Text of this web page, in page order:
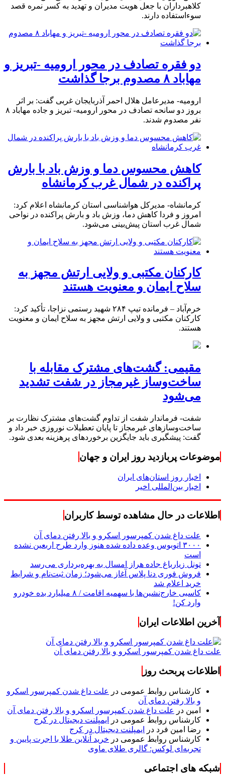
کلاهبرداران با جعل هویت مدیران و تهدید به کسر نمره قصد
سوءاستفاده دارند.
دو فقره تصادف در محور ارومیه -تبریز و
مهاباد ۸ مصدوم برجا گذاشت
ارومیه- مدیرعامل هلال احمر آذربایجان غربی گفت: بر اثر
بروز دو سانحه تصادف در محور ارومیه- تبریز و جاده مهاباد ۸
نفر مصدوم شدند.
کاهش محسوس دما و وزش باد با بارش
پراکنده در شمال غرب کرمانشاه
کرمانشاه- مدیرکل هواشناسی استان کرمانشاه اعلام کرد:
امروز و فردا کاهش دما، وزش باد و بارش پراکنده در نواحی
شمال غرب استان پیش‌بینی می‌شود.
کارکنان مکتبی و ولایی ارتش مجهز به
سلاح ایمان و معنویت هستند
خرم‌آباد – فرمانده تیپ ۲۸۴ شهید رستمی نزاجا، تأکید کرد:
کارکنان مکتبی و ولایی ارتش مجهز به سلاح ایمان و معنویت
هستند.
مقیمی: گشت‌های مشترک مقابله با
ساخت‌وساز غیرمجاز در شفت تشدید
می‌شود
شفت- فرماندار شفت از تداوم گشت‌های مشترک نظارت بر
ساخت‌وسازهای غیرمجاز تا پایان تعطیلات نوروزی خبر داد و
گفت: پیشگیری باید جایگزین برخوردهای پرهزینه بعدی شود.
موضوعات پربازدید روز ایران و جهان
اخبار روز استان‌های ایران
اخبار بین‌المللی اخیر
اطلاعات در حال مشاهده توسط کاربران
علت داغ شدن کمپرسور اسکرو و بالا رفتن دمای آن
۳۰۰۰ اتوبوس وعده داده شده هنوز وارد طرح اربعین نشده
است
تونل زیارباغ جاده هراز امسال به بهره‌برداری می‌رسد
فروش فوری دنا پلاس آغاز می‌شود؛ زمان ثبت‌نام و شرایط
خرید اعلام شد
کاسبی خارج‌نشین‌ها با سهمیه اقامت / ۸ میلیارد بده خودرو
وارد کن!
آخرین اطلاعات ایران
علت داغ شدن کمپرسور اسکرو و بالا رفتن دمای آن
اطلاعات پربحث روز
کارشناس روابط عمومی در
علت داغ شدن کمپرسور اسکرو
و بالا رفتن دمای آن
امین در
علت داغ شدن کمپرسور اسکرو و بالا رفتن دمای آن
کارشناس روابط عمومی در
ایمپلنت دیجیتال در کرج
رضا امین فرد در
ایمپلنت دیجیتال در کرج
کارشناس روابط عمومی در خرید آنلاین طلا با اجرت پایین و
تجربه‌ای لوکس: گالری طلای ماوی
شبکه های اجتماعی